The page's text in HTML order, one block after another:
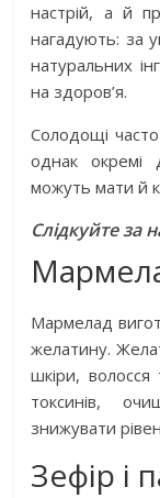
настрій, а й
нагадують: за
натуральних
на здоров’я.
Солодощі
однак окремі
можуть мати й
Слідкуйте за
Мармелад
желатину.
шкіри,
токсинів,
знижувати
Зефір і